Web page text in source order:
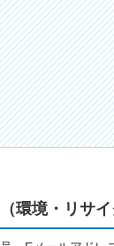
環境・リサイ